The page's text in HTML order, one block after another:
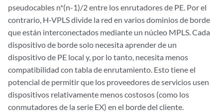
pseudocables n*(n-1)/2 entre los enrutadores de PE. Por el
contrario, H-VPLS divide la red en varios dominios de borde
que están interconectados mediante un núcleo MPLS. Cada
dispositivo de borde solo necesita aprender de un
dispositivo de PE local y, por lo tanto, necesita menos
compatibilidad con tabla de enrutamiento. Esto tiene el
potencial de permitir que los proveedores de servicios usen
dispositivos relativamente menos costosos (como los
conmutadores de la serie EX) en el borde del cliente.